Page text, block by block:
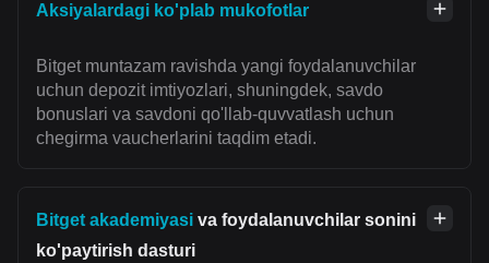
Aksiyalardagi ko'plab mukofotlar
Bitget muntazam ravishda yangi foydalanuvchilar
uchun depozit imtiyozlari, shuningdek, savdo
bonuslari va savdoni qo'llab-quvvatlash uchun
chegirma vaucherlarini taqdim etadi.
Bitget akademiyasi va foydalanuvchilar sonini
ko'paytirish dasturi